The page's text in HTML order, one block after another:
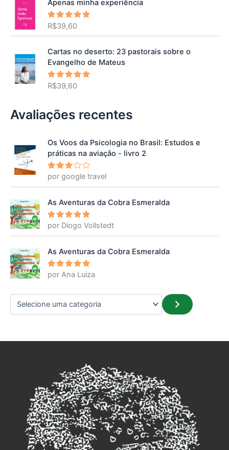
Apenas minha experiência
Avaliação
de 5
R$39,60
Cartas no deserto: 23 pastorais sobre o
Evangelho de Mateus
Avaliação
de 5
R$39,60
Avaliações recentes
Os Voos da Psicologia no Brasil: Estudos e
práticas na aviação - livro 2
Avalia
ção3
por google travel
As Aventuras da Cobra Esmeralda
Avaliação
5
por Diogo Vollstedt
As Aventuras da Cobra Esmeralda
Avaliação
5
por Ana Luiza